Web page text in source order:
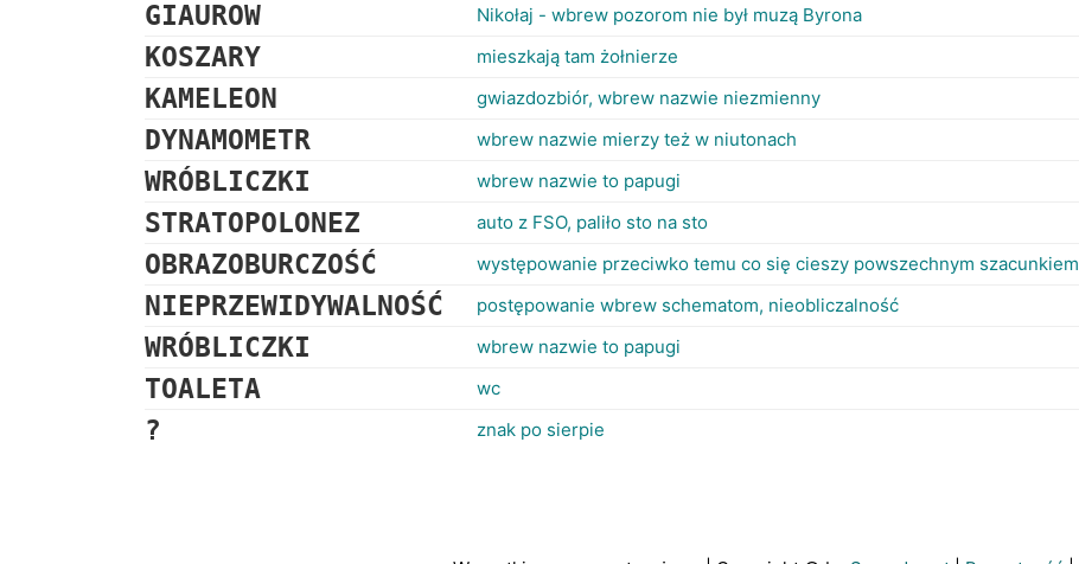
GIAUROW Nikołaj - wbrew pozorom nie był muzą Byrona
KOSZARY mieszkają tam żołnierze
KAMELEON gwiazdozbiór, wbrew nazwie niezmienny
DYNAMOMETR wbrew nazwie mierzy też w niutonach
WRÓBLICZKI wbrew nazwie to papugi
STRATOPOLONEZ auto z FSO, paliło sto na sto
OBRAZOBURCZOŚĆ występowanie przeciwko temu co się cieszy powszechnym szacunkiem
NIEPRZEWIDYWALNOŚĆ postępowanie wbrew schematom, nieobliczalność
WRÓBLICZKI wbrew nazwie to papugi
TOALETA wc
? znak po sierpie